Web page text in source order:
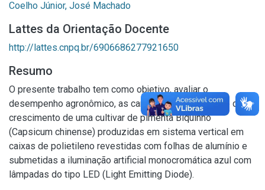
Coelho Júnior, José Machado
Lattes da Orientação Docente
http://lattes.cnpq.br/6906686277921650
Resumo
O presente trabalho tem como objetivo, avaliar o
desempenho agronômico, as características físicas e de
crescimento de uma cultivar de pimenta Biquinho
(Capsicum chinense) produzidas em sistema vertical em
caixas de polietileno revestidas com folhas de alumínio e
submetidas a iluminação artificial monocromática azul com
lâmpadas do tipo LED (Light Emitting Diode).